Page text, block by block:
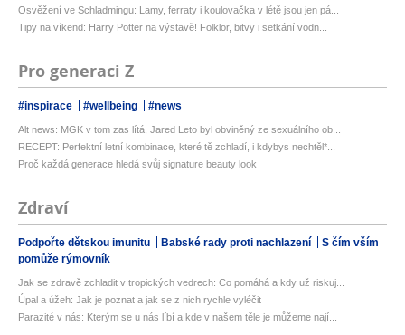
Osvěžení ve Schladmingu: Lamy, ferraty i koulovačka v létě jsou jen pá...
Tipy na víkend: Harry Potter na výstavě! Folklor, bitvy i setkání vodn...
Pro generaci Z
#inspirace #wellbeing #news
Alt news: MGK v tom zas lítá, Jared Leto byl obviněný ze sexuálního ob...
RECEPT: Perfektní letní kombinace, které tě zchladí, i kdybys nechtěl*...
Proč každá generace hledá svůj signature beauty look
Zdraví
Podpořte dětskou imunitu Babské rady proti nachlazení
S čím vším
pomůže rýmovník
Jak se zdravě zchladit v tropických vedrech: Co pomáhá a kdy už riskuj...
Úpal a úžeh: Jak je poznat a jak se z nich rychle vyléčit
Parazité v nás: Kterým se u nás líbí a kde v našem těle je můžeme nají...